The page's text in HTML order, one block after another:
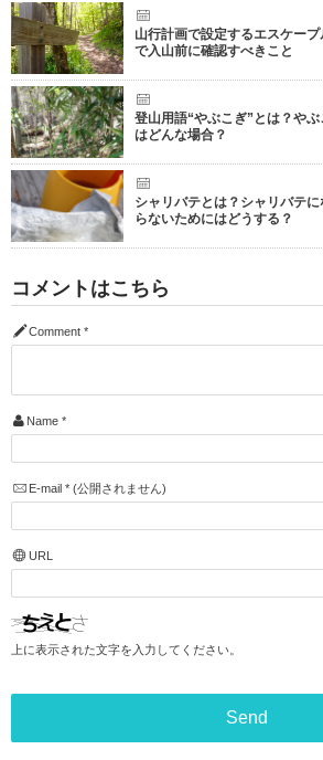
山行計画で設定するエスケー
で入山前に確認すべきこと
登山用語“やぶこぎ”とは？や
はどんな場合？
シャリバテとは？シャリバテ
らないためにはどうする？
コメントはこちら
Comment *
Name *
E-mail *(公開されません)
URL
上に表示された文字を入力してください。